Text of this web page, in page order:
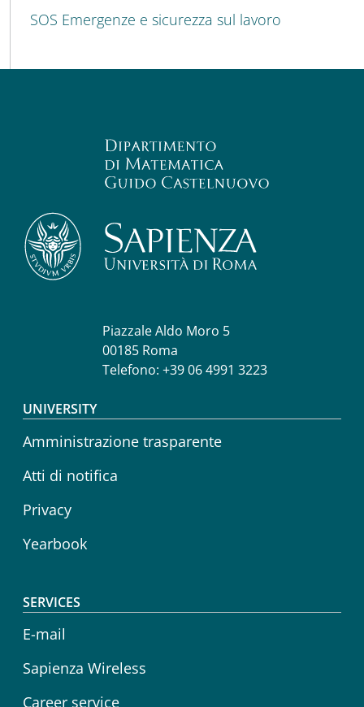
SOS Emergenze e sicurezza sul lavoro
Piazzale Aldo Moro 5
00185 Roma
Telefono: +39 06 4991 3223
Footer menu
UNIVERSITY
Amministrazione trasparente
Atti di notifica
Privacy
Yearbook
SERVICES
E-mail
Sapienza Wireless
Career service